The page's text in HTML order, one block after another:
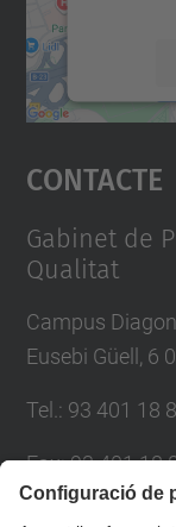
Contacte
Gabinet de
Qualitat
Campus
Eusebi Güell, 6
Tel. : 93 401 18
Fax:93 401 18